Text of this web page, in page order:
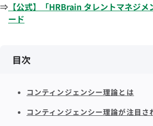
⇒ 【公式】「HRBrain タレントマネジメ
ード
目次
コンティンジェンシー理論とは
コンティンジェンシー理論が注目さ